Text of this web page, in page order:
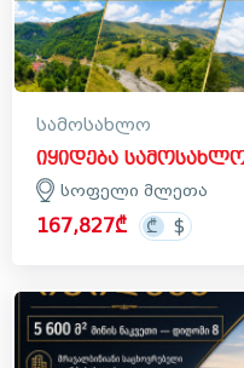
სამოსახლო
სოფელი მლეთა
167,827₾